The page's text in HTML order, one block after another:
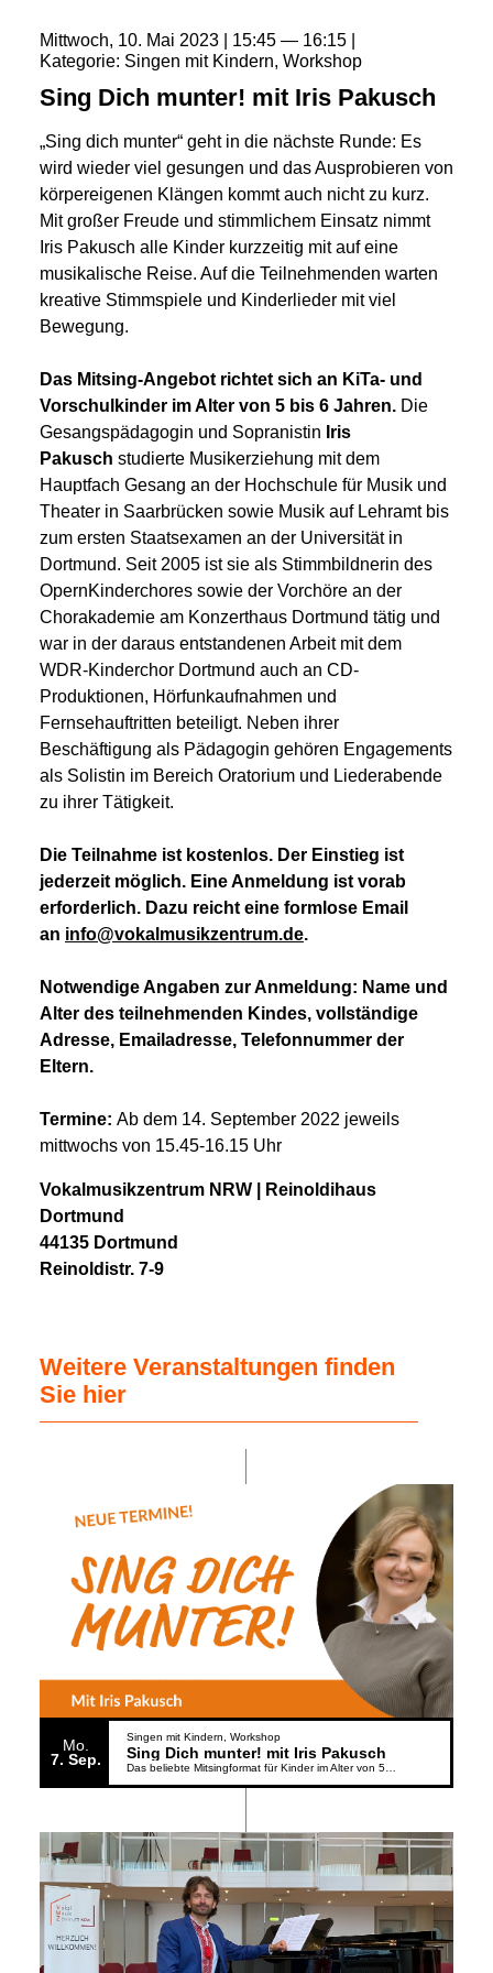
Mittwoch 10 Mai 2023 15:45
16:15
Kategorie Singen mit Kindern Workshop
Sing Dich munter! mit Iris Pakusch
„Sing dich munter“ geht in die nächste Runde: Es
wird wieder viel gesungen und das Ausprobieren von
körpereigenen Klängen kommt auch nicht zu kurz.
Mit großer Freude und stimmlichem Einsatz nimmt
Iris Pakusch alle Kinder kurzzeitig mit auf eine
musikalische Reise. Auf die Teilnehmenden warten
kreative Stimmspiele und Kinderlieder mit viel
Bewegung.
Das Mitsing-Angebot richtet sich an KiTa- und
Vorschulkinder im Alter von 5 bis 6 Jahren. Die
Gesangspädagogin und Sopranistin Iris
Pakusch studierte Musikerziehung mit dem
Hauptfach Gesang an der Hochschule für Musik und
Theater in Saarbrücken sowie Musik auf Lehramt bis
zum ersten Staatsexamen an der Universität in
Dortmund. Seit 2005 ist sie als Stimmbildnerin des
OpernKinderchores sowie der Vorchöre an der
Chorakademie am Konzerthaus Dortmund tätig und
war in der daraus entstandenen Arbeit mit dem
WDR-Kinderchor Dortmund auch an CD-
Produktionen, Hörfunkaufnahmen und
Fernsehauftritten beteiligt. Neben ihrer
Beschäftigung als Pädagogin gehören Engagements
als Solistin im Bereich Oratorium und Liederabende
zu ihrer Tätigkeit.
Die Teilnahme ist kostenlos. Der Einstieg ist
jederzeit möglich. Eine Anmeldung ist vorab
erforderlich. Dazu reicht eine formlose Email
an info@vokalmusikzentrum.de.
Notwendige Angaben zur Anmeldung: Name und
Alter des teilnehmenden Kindes, vollständige
Adresse, Emailadresse, Telefonnummer der
Eltern.
Termine: Ab dem 14. September 2022 jeweils
mittwochs von 15.45-16.15 Uhr
Vokalmusikzentrum NRW | Reinoldihaus
Dortmund
44135 Dortmund
Reinoldistr. 7-9
Weitere Veranstaltungen finden
Sie hier
Mo.
7 Sep.
Singen mit Kindern Workshop
Sing Dich munter! mit Iris Pakusch
Das beliebte Mitsingformat für Kinder im Alter von 5 bis 6 Jahren geht weiter